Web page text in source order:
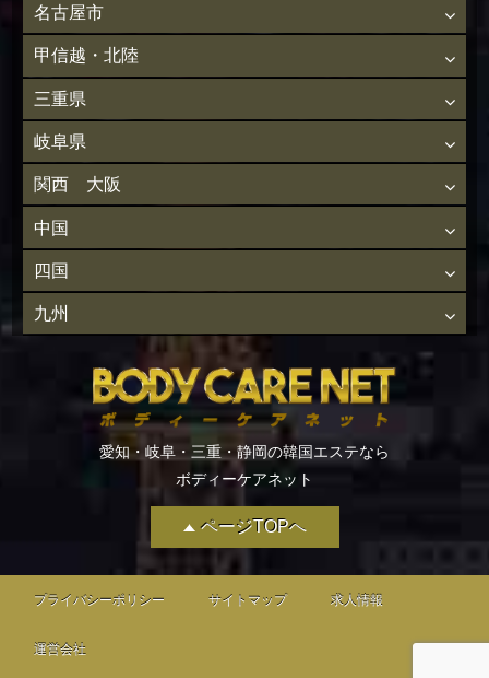
ページTOPへ
名古屋市
甲信越・北陸
三重県
岐阜県
関西 大阪
中国
四国
九州
愛知・岐阜・三重・静岡の韓国エステなら
ボディーケアネット
プライバシーポリシー サイトマップ 求人情報
運営会社